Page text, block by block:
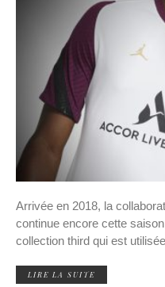
Arrivée en 2018, la
continue encore cette
collection third qui est utilisée
LIRE LA SUITE